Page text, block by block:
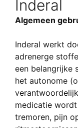
Inderal
Algemeen
Inderal werkt
adrenerge
een belangrijke
het autonome
medicatie
tremoren, pijn